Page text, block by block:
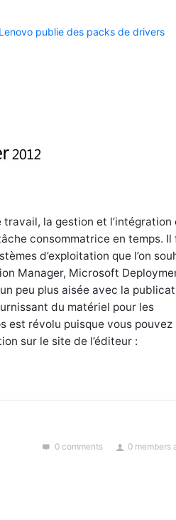
publie des packs de drivers
la gestion et l’intégration
consommatrice en temps. Il
d’exploitation que l’on
Manager, Microsoft
peu plus aisée avec la
du matériel pour les
est révolu puisque vous pouvez
sur le site de l’éditeur :
0 comments 0 members